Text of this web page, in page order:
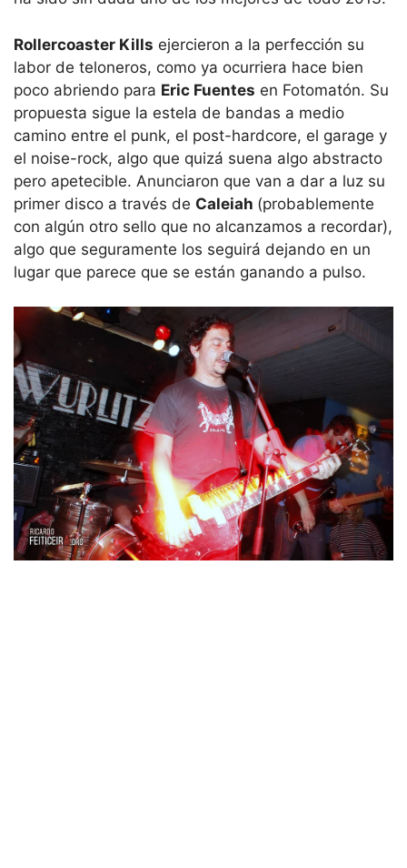
Rollercoaster Kills ejercieron a la perfección su
labor de teloneros, como ya ocurriera hace bien
poco abriendo para Eric Fuentes en Fotomatón. Su
propuesta sigue la estela de bandas a medio
camino entre el punk, el post-hardcore, el garage y
el noise-rock, algo que quizá suena algo abstracto
pero apetecible. Anunciaron que van a dar a luz su
primer disco a través de Caleiah (probablemente
con algún otro sello que no alcanzamos a recordar),
algo que seguramente los seguirá dejando en un
lugar que parece que se están ganando a pulso.